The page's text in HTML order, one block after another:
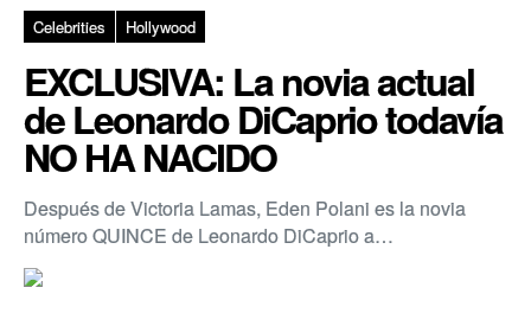
Celebrities Hollywood
EXCLUSIVA: La novia actual
de Leonardo DiCaprio todavía
NO HA NACIDO
Después de Victoria Lamas, Eden Polani es la novia
número QUINCE de Leonardo DiCaprio a…